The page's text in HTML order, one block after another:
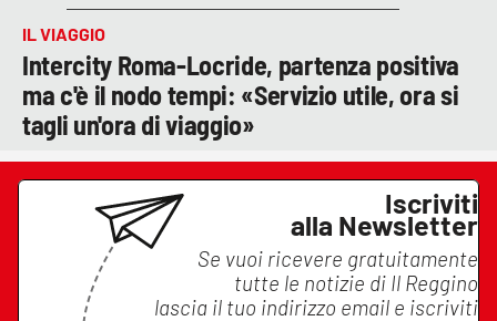
IL VIAGGIO
Intercity Roma-Locride, partenza positiva
ma c'è il nodo tempi: «Servizio utile, ora si
tagli un'ora di viaggio»
Iscriviti
alla Newsletter
Se vuoi ricevere gratuitamente
tutte le notizie di Il Reggino
lascia il tuo indirizzo email e iscriviti